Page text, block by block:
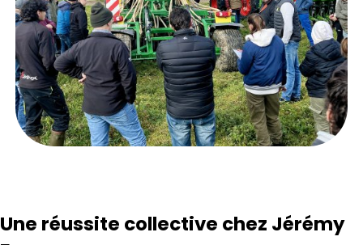
Une réussite collective chez Jérémy